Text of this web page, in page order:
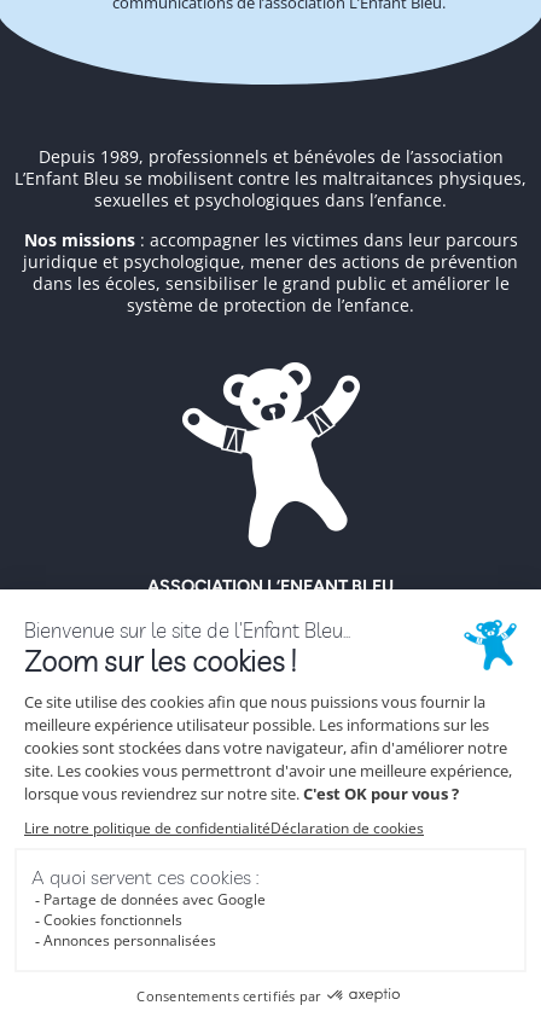
Depuis 1989, professionnels et bénévoles de l’association
L’Enfant Bleu se mobilisent contre les maltraitances physiques,
sexuelles et psychologiques dans l’enfance.
Nos missions: accompagner les victimes dans leur parcours
juridique et psychologique, mener des actions de prévention
dans les écoles, sensibiliser le grand public et améliorer le
système de protection de l’enfance.
ASSOCIATION L’ENFANT BLEU
18 rue Hoche
92130 Issy-Les-Moulineaux
Tél. 01 56 56 62 62
NOUS CONTACTER
ESPACE PRESSE
Plan de site| Mentions Légales
L’Enfant Bleu © 2022 ~Site internet réalisé par Netsulting, agence de